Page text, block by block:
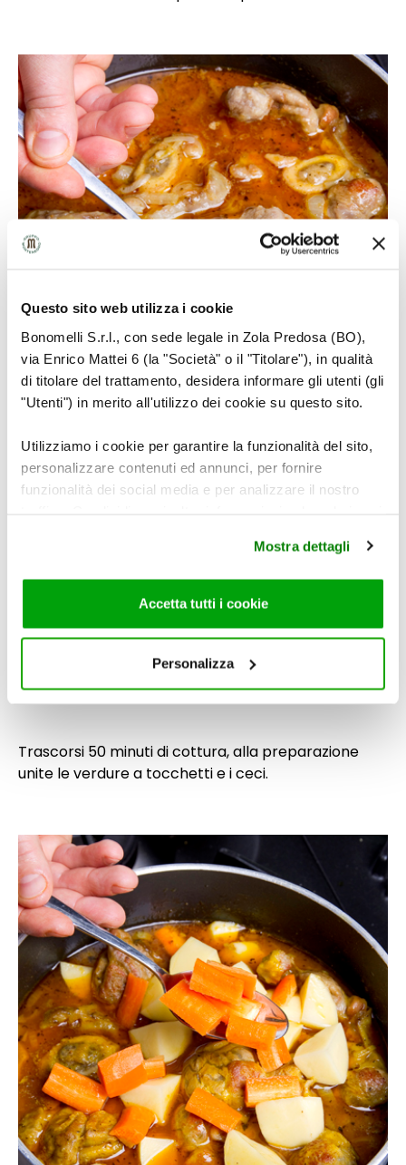
Questo sito web utilizza i cookie
Bonomelli S.r.l., con sede legale in Zola Predosa (BO),
via Enrico Mattei 6 (la "Società" o il "Titolare"), in qualità
di titolare del trattamento, desidera informare gli utenti (gli
"Utenti") in merito all'utilizzo dei cookie su questo sito.
Utilizziamo i cookie per garantire la funzionalità del sito,
personalizzare contenuti ed annunci, per fornire
funzionalità dei social media e per analizzare il nostro
di analisi dei dati web, pubblicità e social media, i quali
potrebbero combinarle con altre informazioni che ha
fornito loro o che hanno raccolto dal suo utilizzo dei loro
cookie consultare la cookie policy. Se clicchi sulla “X” per
chiudere il banner, non verranno installati cookie sul tuo
dispositivo ad eccezione di quelli necessari ai fini del
corretto funzionamento del sito.
Mostra dettagli
Accetta tutti i cookie
Personalizza
6
brodo se necessario.
Trascorsi 50 minuti di cottura, alla preparazione
unite le verdure a tocchetti e i ceci.